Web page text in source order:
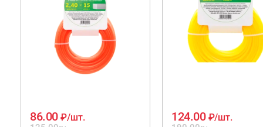
86.00 ₽/шт. 124.00 ₽/шт.